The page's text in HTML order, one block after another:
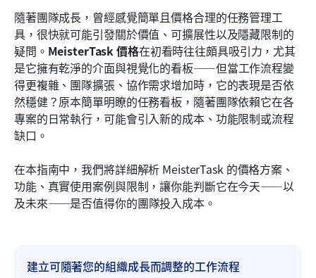
隨著團隊成長，曾經感覺簡單且價格合理的任務管理工
具，很快就可能引發關於價值、可擴展性以及隱藏限制的
疑問。 MeisterTask 價格在初看時往往頗具吸引力，尤其
是它擁有乾淨的介面與視覺化的看板——但當工作流程變
得更複雜、團隊擴張、協作需求增加時，它的表現是否依
然穩健？原本簡單明瞭的任務看板，隨著團隊依賴它在各
專案的日常執行，可能會引入新的成本、功能限制或流程
缺口。
在本指南中，我們將詳細解析 MeisterTask 的價格方案、
功能、真實使用案例與限制，讓你能判斷它在今天——以
及未來——是否值得你的團隊投入成本。
建立可隨著您的組織成長而調整的工作流程
認識 Lark：超越任務看板，邁向連結式執行
MeisterTask 對比 Lark：價格簡單性與執行深度
結論
常見問題
相關閱讀